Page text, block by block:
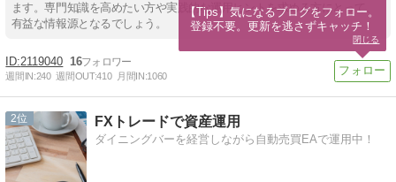
ます。専門知識を高めたい方や実践的な運用ヒントを求める方にとって、
有益な情報源となるでしょう。
2119040 16
週間IN:240 週間OUT:410 月間IN:1060
2 FXトレードで資産運用
ダイニングバーを経営しながら自動売買EAで運用中！
【Tips】気になるブログをフォロー。
登録不要。更新を逃さずキャッチ！
閉じる